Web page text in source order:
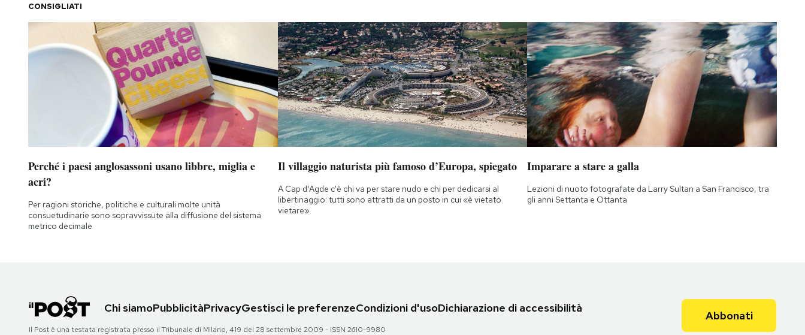
CONSIGLIATI
Perché i paesi anglosassoni usano libbre, miglia e
acri?
Per ragioni storiche, politiche e culturali molte unità
consuetudinarie sono sopravvissute alla diffusione del sistema
metrico decimale
Il villaggio naturista più famoso d’Europa, spiegato
A Cap d'Agde c'è chi va per stare nudo e chi per dedicarsi al
libertinaggio: tutti sono attratti da un posto in cui «è vietato
vietare»
Imparare a stare a galla
Lezioni di nuoto fotografate da Larry Sultan a San Francisco, tra
gli anni Settanta e Ottanta
Chi siamoPubblicitàPrivacyGestisci le preferenzeCondizioni d'usoDichiarazione di accessibilità
Il Post è una testata registrata presso il Tribunale di Milano, 419 del 28 settembre 2009 - ISSN 2610-9980
Abbonati